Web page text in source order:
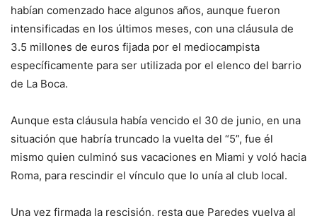
habían comenzado hace algunos años, aunque fueron
intensificadas en los últimos meses, con una cláusula de
3.5 millones de euros fijada por el mediocampista
específicamente para ser utilizada por el elenco del barrio
de La Boca.
Aunque esta cláusula había vencido el 30 de junio, en una
situación que habría truncado la vuelta del “5”, fue él
mismo quien culminó sus vacaciones en Miami y voló hacia
Roma, para rescindir el vínculo que lo unía al club local.
Una vez firmada la rescisión, resta que Paredes vuelva al